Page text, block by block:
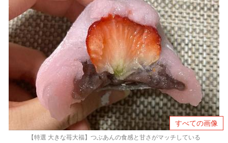
すべての画像
【特選 大きな苺大福】つぶあんの食感と甘さがマッチしている